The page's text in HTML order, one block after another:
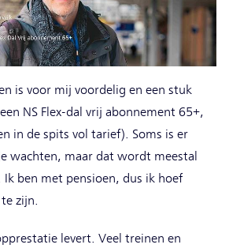
is voor mij voordelig en een stuk
NS Flex-dal vrij abonnement 65+,
in de spits vol tarief). Soms is er
wachten, maar dat wordt meestal
Ik ben met pensioen, dus ik hoef
zijn.
levert. Veel treinen en